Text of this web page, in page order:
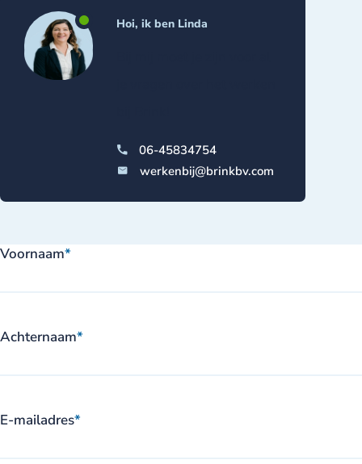
Hoi, ik ben Linda
06-45834754
werkenbij@brinkbv.com
Voornaam*
Achternaam*
E-mailadres*